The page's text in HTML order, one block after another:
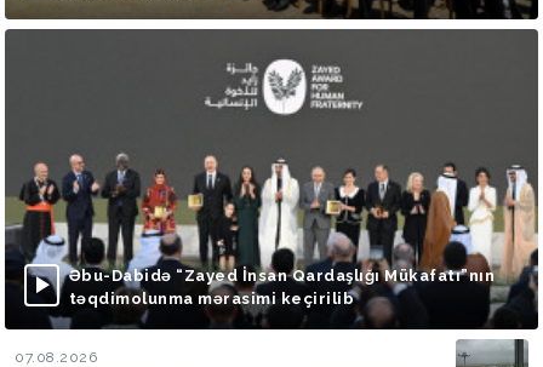
Əbu-Dabidə “Zayed İnsan Qardaşlığı Mükafatı”nın
təqdimolunma mərasimi keçirilib
07.08.2026